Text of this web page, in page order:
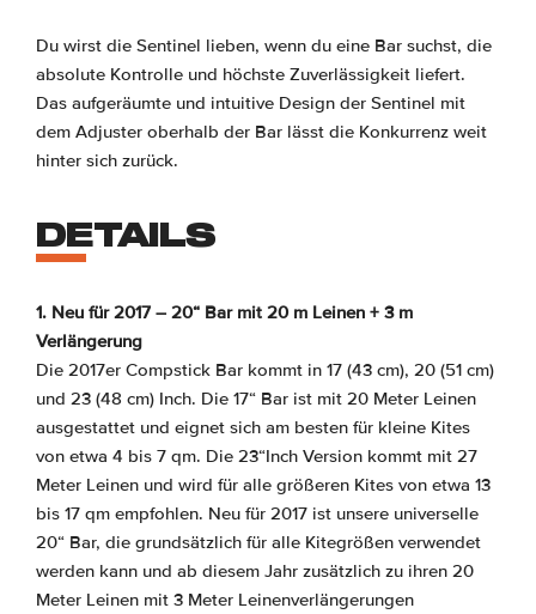
Du wirst die Sentinel lieben, wenn du eine Bar suchst, die
absolute Kontrolle und höchste Zuverlässigkeit liefert.
Das aufgeräumte und intuitive Design der Sentinel mit
dem Adjuster oberhalb der Bar lässt die Konkurrenz weit
hinter sich zurück.
DETAILS
1. Neu für 2017 – 20“ Bar mit 20 m Leinen + 3 m
Verlängerung
Die 2017er Compstick Bar kommt in 17 (43 cm), 20 (51 cm)
und 23 (48 cm) Inch. Die 17“ Bar ist mit 20 Meter Leinen
ausgestattet und eignet sich am besten für kleine Kites
von etwa 4 bis 7 qm. Die 23“Inch Version kommt mit 27
Meter Leinen und wird für alle größeren Kites von etwa 13
bis 17 qm empfohlen. Neu für 2017 ist unsere universelle
20“ Bar, die grundsätzlich für alle Kitegrößen verwendet
werden kann und ab diesem Jahr zusätzlich zu ihren 20
Meter Leinen mit 3 Meter Leinenverlängerungen